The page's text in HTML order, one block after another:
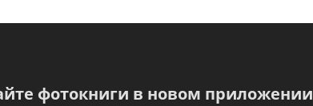
фотокниги в новом приложении